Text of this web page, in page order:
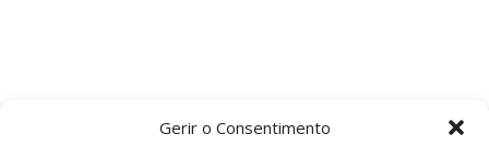
Gerir o Consentimento